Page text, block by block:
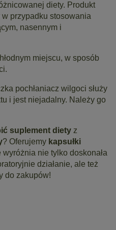
diety. Produkt
przypadku stosowania
nasennym i
miejscu, w sposób
pochłaniacz wilgoci służy
i jest niejadalny. Należy go
suplement diety z
? Oferujemy kapsułki
wyróżnia nie tylko doskonała
działanie, ale też
do zakupów!